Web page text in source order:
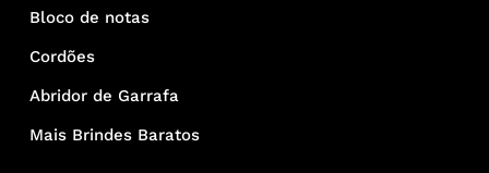
Bloco de notas
Cordões
Abridor de Garrafa
Mais Brindes Baratos